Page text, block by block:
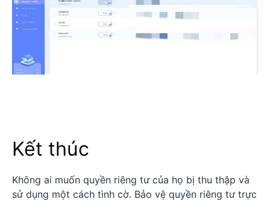
Kết thúc
Không ai muốn quyền riêng tư của họ bị thu thập và
sử dụng một cách tình cờ. Bảo vệ quyền riêng tư trực